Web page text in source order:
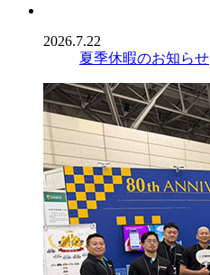
2026.7.22
夏季休暇のお知らせ